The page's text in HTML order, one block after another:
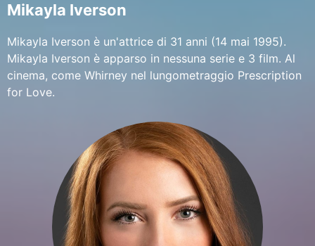
Mikayla Iverson
Mikayla Iverson è un'attrice di 31 anni (14 mai 1995).
Mikayla Iverson è apparso in nessuna serie e 3 film. Al
cinema, come Whirney nel lungometraggio Prescription
for Love.